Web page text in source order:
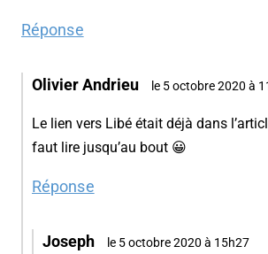
Réponse
Olivier Andrieu le 5 octobre 2020 à
Le lien vers Libé était déjà dans
faut lire jusqu’au bout 😀
Réponse
Joseph le 5 octobre 2020 à 15h27